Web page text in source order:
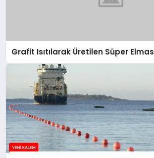
Grafit Isıtılarak Üretilen Süper Elmas